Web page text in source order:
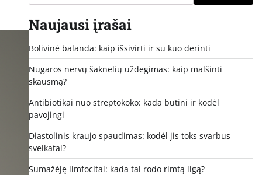
Naujausi įrašai
Bolivinė balanda: kaip išsivirti ir su kuo derinti
Nugaros nervų šaknelių uždegimas: kaip malšinti
skausmą?
Antibiotikai nuo streptokoko: kada būtini ir kodėl
pavojingi
Diastolinis kraujo spaudimas: kodėl jis toks svarbus
sveikatai?
Sumažėję limfocitai: kada tai rodo rimtą ligą?